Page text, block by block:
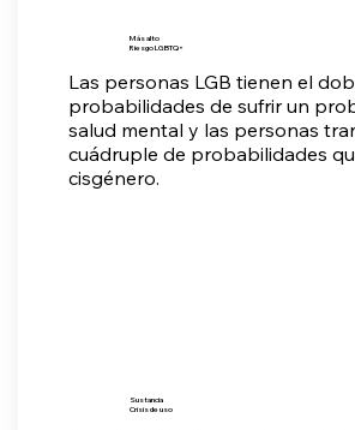
Más alto
Riesgo LGBTQ+
Las personas LGB tienen el
probabilidades de sufrir un
salud mental y las personas
cuádruple de probabilidades
cisgénero.
Sustancia
Crisis de uso